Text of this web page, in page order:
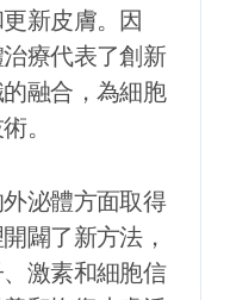
新皮膚。因
療代表了創新
融合，為細胞
。
泌體方面取得
闢了新方法，
激素和細胞信